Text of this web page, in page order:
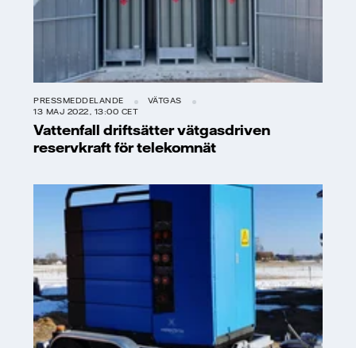
PRESSMEDDELANDE
VÄTGAS
13 MAJ 2022, 13:00 CET
Vattenfall driftsätter vätgasdriven
reservkraft för telekomnät